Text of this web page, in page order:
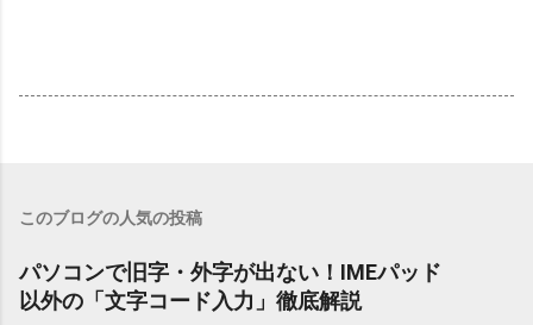
このブログの人気の投稿
パソコンで旧字・外字が出ない！IMEパッド
以外の「文字コード入力」徹底解説